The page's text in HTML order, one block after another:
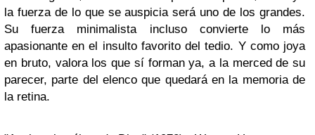
la fuerza de lo que se auspicia será uno de los grandes.
Su fuerza minimalista incluso convierte lo más
apasionante en el insulto favorito del tedio. Y como joya
en bruto, valora los que sí forman ya, a la merced de su
parecer, parte del elenco que quedará en la memoria de
la retina.